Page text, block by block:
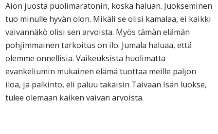
Aion juosta puolimaratonin, koska haluan. Juokseminen
tuo minulle hyvän olon. Mikäli se olisi kamalaa, ei kaikki
vaivannäkö olisi sen arvoista. Myös tämän elämän
pohjimmainen tarkoitus on ilo. Jumala haluaa, että
olemme onnellisia. Vaikeuksista huolimatta
evankeliumin mukainen elämä tuottaa meille paljon
iloa, ja palkinto, eli paluu takaisin Taivaan Isän luokse,
tulee olemaan kaiken vaivan arvoista.